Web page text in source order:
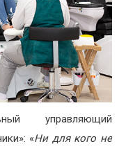
управляющий
«Ни для кого не